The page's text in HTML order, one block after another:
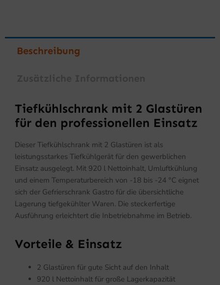
Beschreibung
Tiefkühlschrank mit 2 Glastüren
für den professionellen Einsatz
Dieser Tiefkühlschrank mit 2 Glastüren ist als
leistungsstarkes Tiefkühlgerät für den gewerblichen
Einsatz ausgelegt. Mit 920 l Nettoinhalt, Umluftkühlung
und einem Temperaturbereich von -18 bis -24 °C eignet
sich der Gefrierschrank Gastro für die übersichtliche
Lagerung tiefgekühlter Waren. Die steckerfertige
Ausführung erleichtert die Inbetriebnahme im Betrieb.
Vorteile & Einsatz
2 Glastüren für gute Sicht auf den Inhalt
920 l Nettoinhalt für große Lagerkapazität